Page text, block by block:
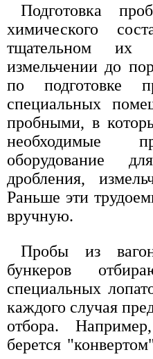
Подготовка
химического
тщательном их
измельчении до
по подготовке
специальных
пробными, в
необходимые
оборудование
дробления,
Раньше эти
вручную.
Пробы из
бункеров
специальных
каждого случая
отбора.
берется